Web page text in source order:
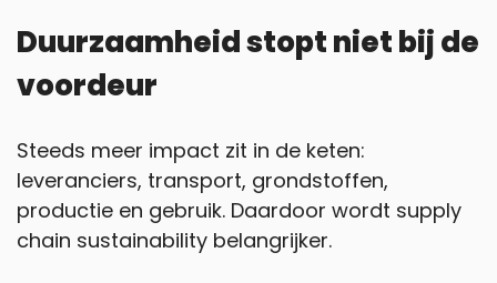
Duurzaamheid stopt niet bij de
voordeur
Steeds meer impact zit in de keten:
leveranciers, transport, grondstoffen,
productie en gebruik. Daardoor wordt supply
chain sustainability belangrijker.